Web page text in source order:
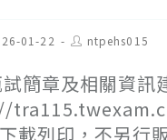
01-22
Post
author:
ntpehs015
簡章及相關資訊
載列印，不另行